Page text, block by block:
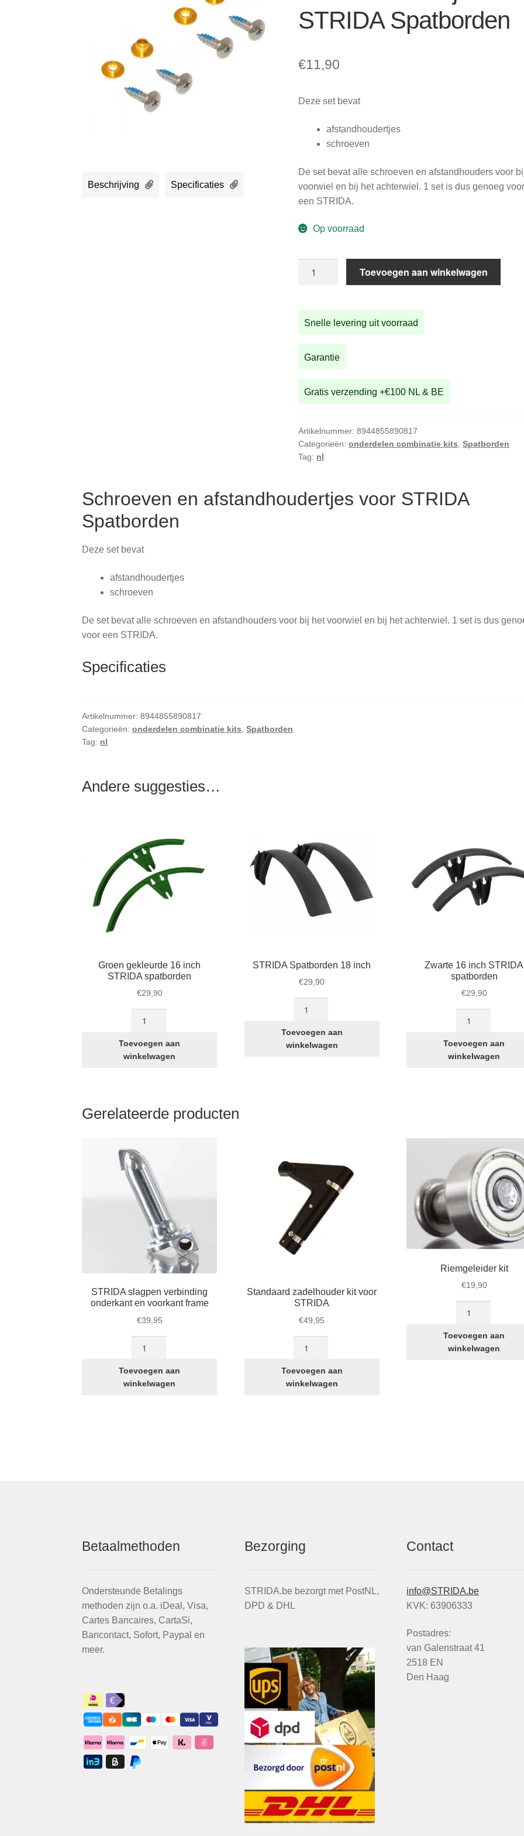
STRIDA Spatborden
€11,90
Deze set bevat
afstandhoudertjes
schroeven
De set bevat alle schroeven en afstandhouders voor
voorwiel en bij het achterwiel. 1 set is dus genoeg
een STRIDA.
Op voorraad
voor
STRIDA
aantal
Toevoegen aan winkelwagen
Snelle levering uit voorraad
Garantie
Gratis verzending +€100 NL & BE
Artikelnummer:8944855890817
Categorieën:onderdelen combinatie kits,Spatborden
Tag: nl
Beschrijving Specificaties
Schroeven en afstandhoudertjes voor STRIDA
Spatborden
Deze set bevat
afstandhoudertjes
schroeven
De set bevat alle schroeven en afstandhouders voor bij het voorwiel en bij het achterwiel. 1 set is dus
voor een STRIDA.
Specificaties
Artikelnummer:8944855890817
Categorieën:onderdelen combinatie kits ,Spatborden
Tag: nl
Andere suggesties…
Groen gekleurde 16 inch
STRIDA spatborden
€29,90
16
inch
Toevoegen aan
winkelwagen
STRIDA Spatborden 18 inch
€29,90
18
inch
Toevoegen aan
winkelwagen
Zwarte 16 inch STRIDA
spatborden
€29,90
inch
STRIDA
Toevoegen aan
winkelwagen
Gerelateerde producten
STRIDA slagpen verbinding
onderkant en voorkant frame
€39,95
verbinding
onderkant
Toevoegen aan
winkelwagen
Standaard zadelhouder kit voor
STRIDA
€49,95
kit
voor
Toevoegen aan
winkelwagen
Riemgeleider kit
€19,90
aantal
Toevoegen aan
winkelwagen
Betaalmethoden
Ondersteunde Betalings
methoden zijn o.a. iDeal, Visa,
Cartes Bancaires, CartaSi,
Bancontact, Sofort, Paypal en
meer.
Bezorging
STRIDA.be bezorgt met PostNL,
DPD & DHL
Contact
info@STRIDA.be
KVK: 63906333
Postadres:
van Galenstraat 41
2518 EN
Den Haag